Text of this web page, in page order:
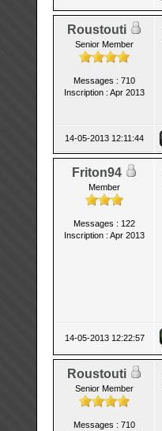
Roustouti
Senior Member
Messages : 710
Inscription : Apr 2013
14-05-2013 12:11:44
Friton94
Member
Messages : 122
Inscription : Apr 2013
14-05-2013 12:22:57
Roustouti
Senior Member
Messages : 710